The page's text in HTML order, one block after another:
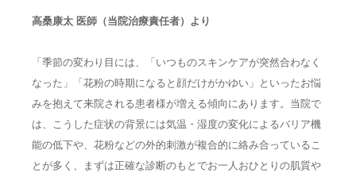
高桑康太 医師（当院治療責任者）より
「季節の変わり目には、「いつものスキンケアが突然合わなく
なった」「花粉の時期になると顔だけがかゆい」といったお悩
みを抱えて来院される患者様が増える傾向にあります。当院で
は、こうした症状の背景には気温・湿度の変化によるバリア機
能の低下や、花粉などの外的刺激が複合的に絡み合っているこ
とが多く、まずは正確な診断のもとでお一人おひとりの肌質や